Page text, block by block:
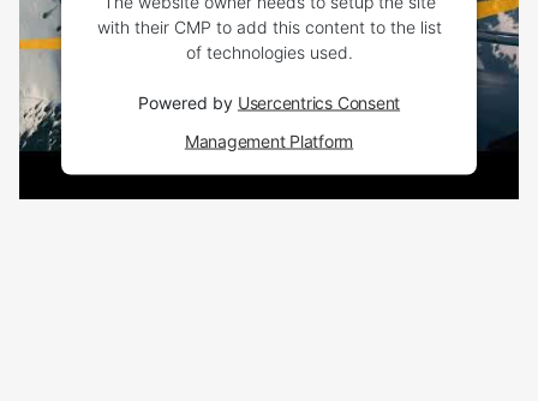
with their CMP to add this content to the list
of technologies used.
Powered by Usercentrics Consent
Management Platform